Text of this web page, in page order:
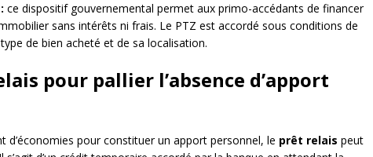
ce dispositif gouvernemental permet aux primo-accédants de financer
sans intérêts ni frais. Le PTZ est accordé sous conditions de
de bien acheté et de sa localisation.
pour pallier l’absence d’apport
d’économies pour constituer un apport personnel, le prêt relais peut